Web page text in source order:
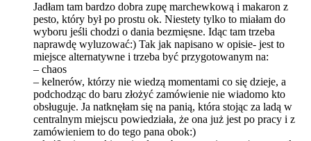
Jadłam tam bardzo dobra zupę marchewkową i makaron z
pesto, który był po prostu ok. Niestety tylko to miałam do
wyboru jeśli chodzi o dania bezmięsne. Idąc tam trzeba
naprawdę wyluzować:) Tak jak napisano w opisie- jest to
miejsce alternatywne i trzeba być przygotowanym na:
– chaos
– kelnerów, którzy nie wiedzą momentami co się dzieje, a
podchodząc do baru złożyć zamówienie nie wiadomo kto
obsługuje. Ja natknęłam się na panią, która stojąc za ladą w
centralnym miejscu powiedziała, że ona już jest po pracy i z
zamówieniem to do tego pana obok:)